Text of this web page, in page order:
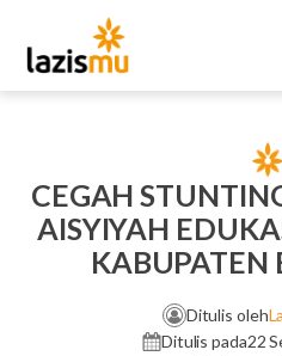
CEGAH
AISYIYAH
KABUPATEN
Ditulis oleh
Ditulis pada22